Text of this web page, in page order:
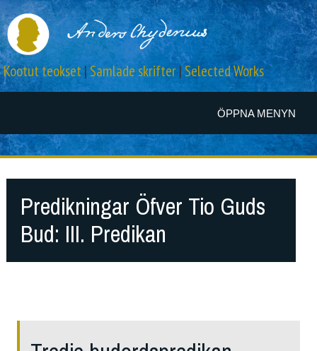
ÖPPNA MENYN
Kootut teokset|Samlade skrifter|Selected Works
Predikningar Öfver Tio Guds
Bud: III. Predikan